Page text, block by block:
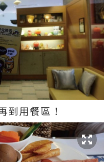
到用餐區！